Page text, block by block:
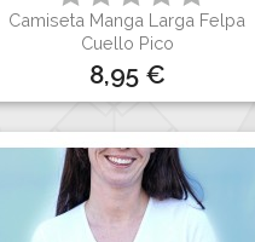
Camiseta Manga Larga Felpa
Cuello Pico
Precio
8,95 €
Vista rápida
Blanco